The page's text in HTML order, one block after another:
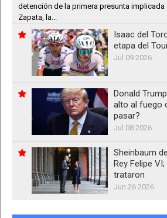
detención de la primera presunta implicada
Zapata, la...
Isaac del
etapa del
Jul 09 2026
Donald
alto al fuego
pasar?
Jul 08 2026
Sheinbaum
Rey Felipe
trataron
Jun 26 2026